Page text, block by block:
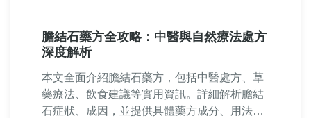
膽結石藥方全攻略：中醫與自然療法處方
深度解析
本文全面介紹膽結石藥方，包括中醫處方、草
藥療法、飲食建議等實用資訊。詳細解析膽結
石症狀、成因，並提供具體藥方成分、用法及